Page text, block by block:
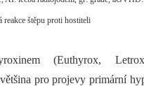
štěpu proti hostiteli
(Euthyrox,
pro projevy primární